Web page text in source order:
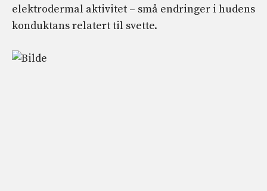
elektrodermal aktivitet – små endringer i hudens
konduktans relatert til svette.